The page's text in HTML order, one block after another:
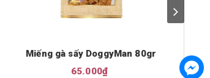
Miếng gà sấy DoggyMan 80gr
65.000₫